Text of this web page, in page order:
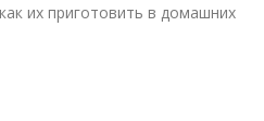
их приготовить в домашних